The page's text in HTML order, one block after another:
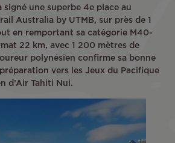
signé une superbe 4e place au
Australia by UTMB, sur près de 1
en remportant sa catégorie M40-
22 km, avec 1 200 mètres de
polynésien confirme sa bonne
vers les Jeux du Pacifique
d’Air Tahiti Nui.